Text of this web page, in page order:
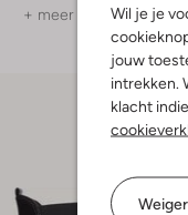
Wil je je
jouw
intrekken.
klacht
+ meer kleuren